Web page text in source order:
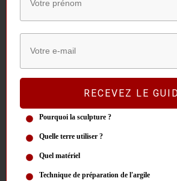
L’une des dernières commandes de l’artiste se
datant de 2001, une femme et un enfant placés
Ensuite un bénitier en 2001 dans lequel il n’y a
oeuvre rappelle fortement« Blind man’s Buff »
interrogent sur la place de la mère, sa toute-
du sacrécomme développé dans notre article
RECEVEZ LE
Pourquoi la sculpture ?
Quelle terre utiliser ?
Quel matériel
Technique de préparation de l'argile